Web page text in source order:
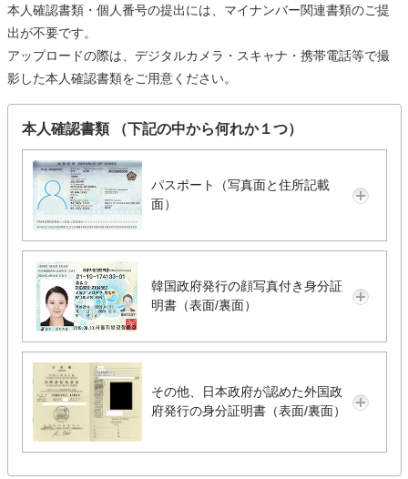
本人確認書類・個人番号の提出には、マイナンバー関連書類のご提
出が不要です。
アップロードの際は、デジタルカメラ・スキャナ・携帯電話等で撮
影した本人確認書類をご用意ください。
本人確認書類 （下記の中から何れか１つ）
パスポート（写真面と住所記載
面）
韓国政府発行の顔写真付き身分証
明書（表面/裏面）
その他、日本政府が認めた外国政
府発行の身分証明書（表面/裏面）